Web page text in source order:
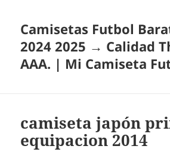
Camisetas Futbol
2024 2025 → Calidad
AAA. | Mi Camiseta
camiseta japón
equipacion 2014